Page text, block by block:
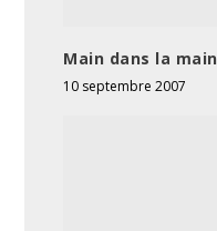
Main dans la main
10 septembre 2007